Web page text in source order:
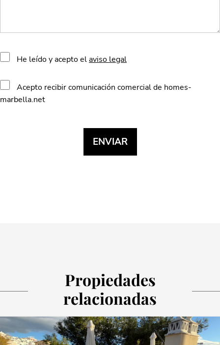
He leído y acepto elaviso legal
Acepto recibir comunicación comercial de homes-
marbella.net
Propiedades
relacionadas